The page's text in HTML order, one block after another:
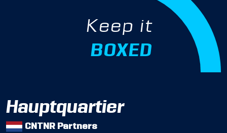
Keep it
BOXED
Hauptquartier
CNTNR Partners